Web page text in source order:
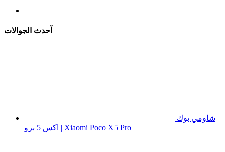
آحدث الجوالات
شاومي بوك
اكس 5 برو | Xiaomi Poco X5 Pro